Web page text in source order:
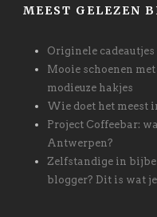
MEEST GELEZEN
Originele cadeautjes
Mooie schoenen met
modieuze hakjes
Wie doet het meest
Project Coffeebar:
Antwerpen?
Zelfstandige in
blogger? Dit is wat